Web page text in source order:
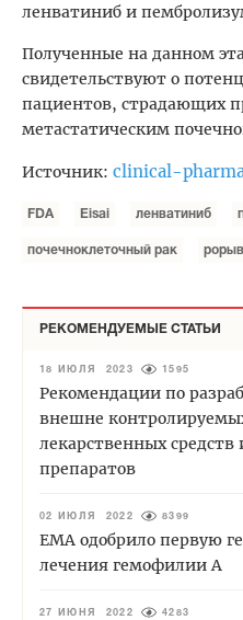
ленватиниб и
Полученные на данном
свидетельствуют о
пациентов, страдающих
метастатическим
Источник: clinical-
FDA Eisai ленватиниб
почечноклеточный рак
РЕКОМЕНДУЕМЫЕ СТАТЬИ
18 ИЮЛЯ 2023 1595
Рекомендации по
внешне
лекарственных средств
препаратов
02 ИЮЛЯ 2022 8399
EMA одобрило первую
лечения гемофилии А
27 ИЮНЯ 2022 4283